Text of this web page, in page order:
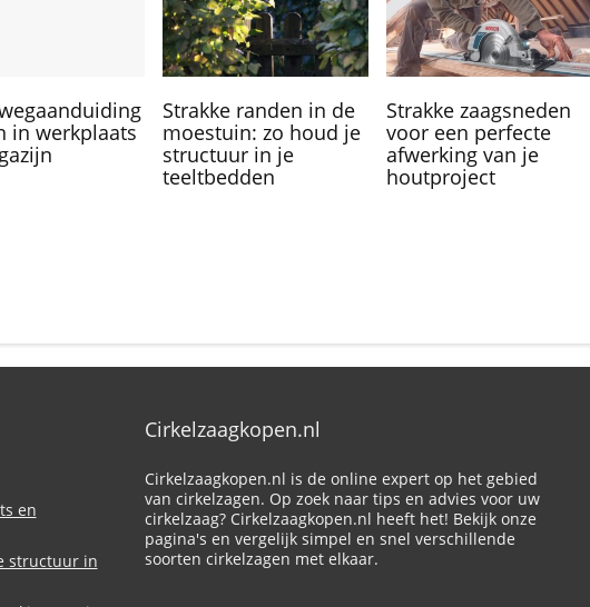
in werkplaats
Strakke randen in de
moestuin: zo houd je
structuur in je
teeltbedden
Strakke zaagsneden
voor een perfecte
afwerking van je
houtproject
en
structuur in
Cirkelzaagkopen.nl
Cirkelzaagkopen.nl is de online expert op het gebied
van cirkelzagen. Op zoek naar tips en advies voor uw
cirkelzaag? Cirkelzaagkopen.nl heeft het! Bekijk onze
pagina's en vergelijk simpel en snel verschillende
soorten cirkelzagen met elkaar.